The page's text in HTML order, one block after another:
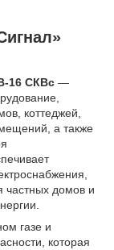
16 СКВс —
коттеджей,
а также
частных домов и
газе и
которая